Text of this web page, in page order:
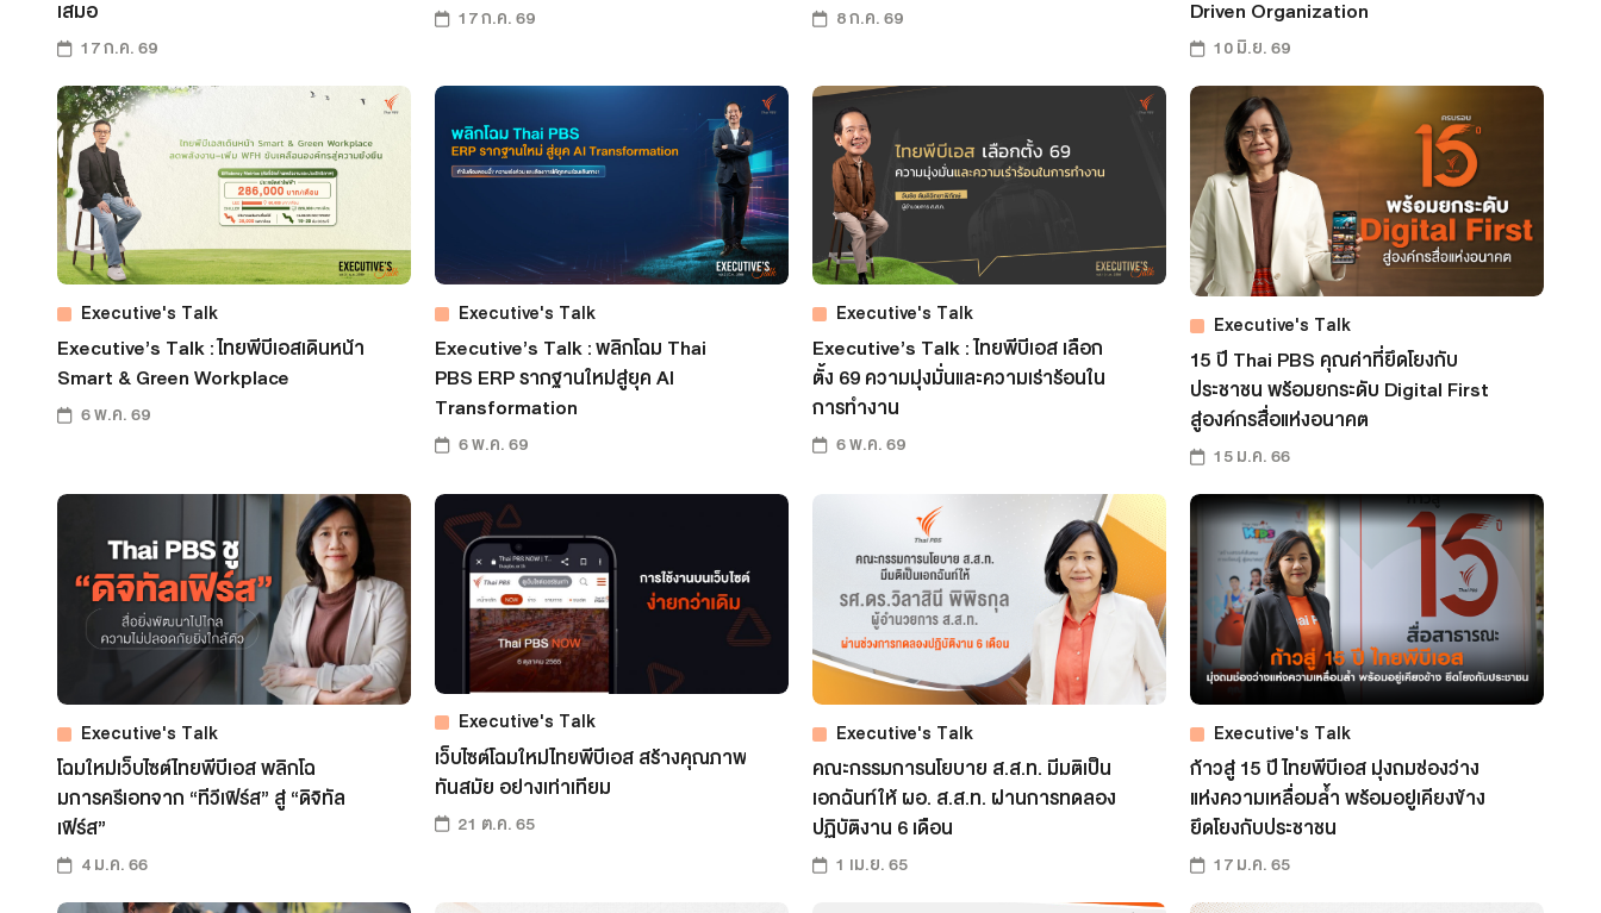
เสมอ
17 ก.ค. 69
17 ก.ค. 69 8 ก.ค. 69
Driven Organization
10 มิ.ย. 69
Executive's Talk
Executive’s Talk : ไทยพีบีเอสเดินหน้า
Smart & Green Workplace
6 พ.ค. 69
Executive's Talk
Executive’s Talk : พลิกโฉม Thai
PBS ERP รากฐานใหม่สู่ยุค AI
Transformation
6 พ.ค. 69
Executive's Talk
Executive’s Talk : ไทยพีบีเอส เลือก
ตั้ง 69 ความมุ่งมั่นและความเร่าร้อนใน
การทำงาน
6 พ.ค. 69
Executive's Talk
15 ปี Thai PBS คุณค่าที่ยึดโยงกับ
ประชาชน พร้อมยกระดับ Digital First
สู่องค์กรสื่อแห่งอนาคต
15 ม.ค. 66
Executive's Talk
โฉมใหม่เว็บไซต์ไทยพีบีเอส พลิกโฉ
มการครีเอทจาก “ทีวีเฟิร์ส” สู่ “ดิจิทัล
เฟิร์ส”
4 ม.ค. 66
Executive's Talk
เว็บไซต์โฉมใหม่ไทยพีบีเอส สร้างคุณภาพ
ทันสมัย อย่างเท่าเทียม
21 ต.ค. 65
Executive's Talk
คณะกรรมการนโยบาย ส.ส.ท. มีมติเป็น
เอกฉันท์ให้ ผอ. ส.ส.ท. ผ่านการทดลอง
ปฏิบัติงาน 6 เดือน
1 เม.ย. 65
Executive's Talk
ก้าวสู่ 15 ปี ไทยพีบีเอส มุ่งถมช่องว่าง
แห่งความเหลื่อมล้ำ พร้อมอยู่เคียงข้าง
ยึดโยงกับประชาชน
17 ม.ค. 65